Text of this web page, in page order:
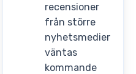
recensioner
från större
nyhetsmedier
väntas
kommande